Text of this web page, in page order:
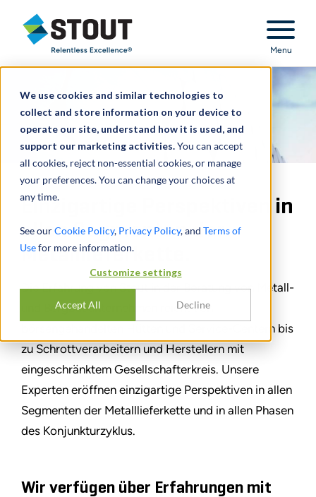
We use cookies and similar technologies to
collect and store information on your device to
operate our site, understand how it is used, and
support our marketing activities.You can accept
all cookies, reject non-essential cookies, or manage
your preferences. You can change your choices at
any time.
See ourCookie Policy, Privacy Policy, and Terms of
Usefor more information.
Customize settings
Accept All Decline
Stout Relentless Excellence
Menu
Einzigartige Perspektiven in
allen Segmenten der
Metalllieferkette.
Die Erfahrung von Stout in der Beratung von Metall-
und Bergbauunternehmen reicht von
börsengehandelten Hütten und Service-Centern bis
zu Schrottverarbeitern und Herstellern mit
eingeschränktem Gesellschafterkreis. Unsere
Experten eröffnen einzigartige Perspektiven in allen
Segmenten der Metalllieferkette und in allen Phasen
des Konjunkturzyklus.
Wir verfügen über Erfahrungen mit